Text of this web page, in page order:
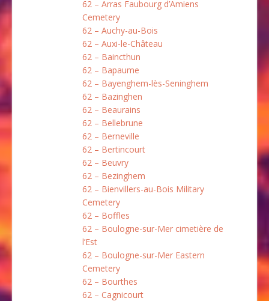
62 – Arras Faubourg d’Amiens
Cemetery
62 – Auchy-au-Bois
62 – Auxi-le-Château
62 – Baincthun
62 – Bapaume
62 – Bayenghem-lès-Seninghem
62 – Bazinghen
62 – Beaurains
62 – Bellebrune
62 – Berneville
62 – Bertincourt
62 – Beuvry
62 – Bezinghem
62 – Bienvillers-au-Bois Military
Cemetery
62 – Boffles
62 – Boulogne-sur-Mer cimetière de
l’Est
62 – Boulogne-sur-Mer Eastern
Cemetery
62 – Bourthes
62 – Cagnicourt